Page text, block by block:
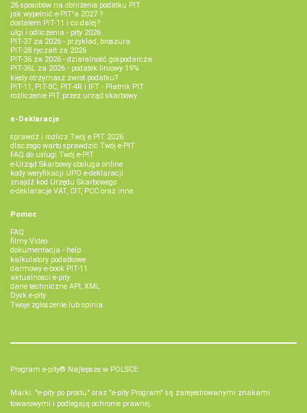
26 sposobów na obniżenie podatku PIT
jak wypełnić e-PIT'a 2027 ?
dostałem PIT-11 i co dalej?
ulgi i odliczenia - pity 2026
PIT-37 za 2026 - przykład, broszura
PIT-28 ryczałt za 2026
PIT-36 za 2026 - działalność gospodarcza
PIT-36L za 2026 - podatek liniowy 19%
kiedy otrzymasz zwrot podatku?
PIT-11, PIT-8C, PIT-4R i IFT - Płatnik PIT
rozliczenie PIT przez urząd skarbowy
e-Deklaracje
sprawdź i rozlicz Twój e PIT 2026
dlaczego warto sprawdzić Twój e-PIT
FAQ do usługi Twój e-PIT
e-Urząd Skarbowy obsługa online
kody weryfikacji UPO e-deklaracji
znajdź kod Urzędu Skarbowego
e-deklaracje VAT, CIT, PCC oraz inne
Pomoc
FAQ
filmy Video
dokumentacja - help
kalkulatory podatkowe
darmowy e-book PIT-11
aktualności e-pity
dane techniczne API, XML
Dysk e-pity
Twoje zgłoszenie lub opinia
Program e-pity® Najlepsze w POLSCE.
Marki: "e-pity po prostu" oraz "e-pity Program" są zarejestrowanymi znakami
towarowymi i podlegają ochronie prawnej.